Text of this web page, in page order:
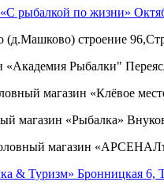
рыбалкой по жизни»
строение
Рыбалки"
магазин «Клёвое
магазин «Рыбалка»
магазин
& Туризм» Бронницкая 6,